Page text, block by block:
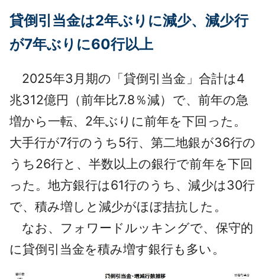
貸倒引当金は2年ぶりに減少、減少行
が7年ぶりに60行以上
2025年3月期の「貸倒引当金」合計は4
兆312億円（前年比7.8％減）で、前年の急
増から一転、2年ぶりに前年を下回った。
大手行が7行のうち5行、第二地銀が36行の
うち26行と、半数以上の銀行で前年を下回
った。地方銀行は61行のうち、減少は30行
で、積み増しと減少がほぼ拮抗した。
なお、フォワードルッキングで、保守的
に貸倒引当金を積み増す銀行も多い。